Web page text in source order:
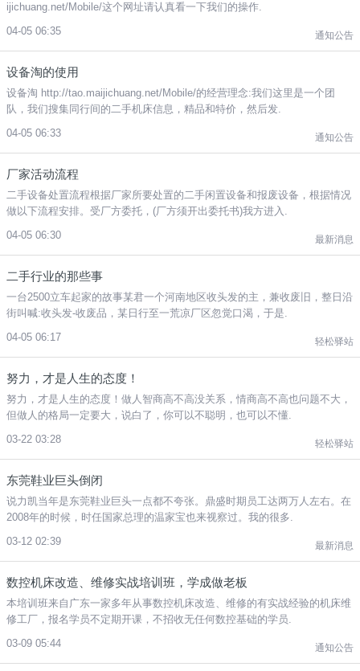
ijichuang.net/Mobile/这个网址请认真看一下我们的操作.
04-05 06:35 通知公告
设备淘的使用
设备淘 http://tao.maijichuang.net/Mobile/的经营理念:我们这里是一个团
队，我们搜集同行间的二手机床信息，精品和特价，然后发.
04-05 06:33 通知公告
厂家活动流程
二手设备处置流程根据厂家所要处置的二手闲置设备和报废设备，根据情况
做以下流程安排。受厂方委托，(厂方须开出委托书)我方进入.
04-05 06:30 最新消息
二手行业的那些事
一台2500立车起家的故事某君一个河南地区收头发的主，兼收废旧，整日沿
街叫喊:收头发-收废品，某日行至一荒凉厂区忽觉口渴，于是.
04-05 06:17 轻松驿站
努力，才是人生的态度！
努力，才是人生的态度！做人智商高不高没关系，情商高不高也问题不大，
但做人的格局一定要大，说白了，你可以不聪明，也可以不懂.
03-22 03:28 轻松驿站
东莞鞋业巨头倒闭
说力凯当年是东莞鞋业巨头一点都不夸张。鼎盛时期员工达两万人左右。在
2008年的时候，时任国家总理的温家宝也来视察过。我的很多.
03-12 02:39 最新消息
数控机床改造、维修实战培训班，学成做老板
本培训班来自广东一家多年从事数控机床改造、维修的有实战经验的机床维
修工厂，报名学员不定期开课，不招收无任何数控基础的学员.
03-09 05:44 通知公告